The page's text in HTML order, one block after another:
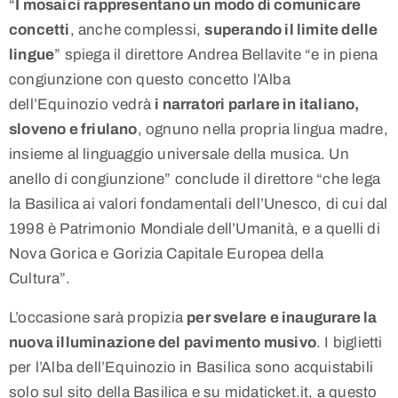
“ I mosaici rappresentano un modo di comunicare
concetti, anche complessi,superando il limite delle
lingue” spiega il direttore Andrea Bellavite “e in piena
congiunzione con questo concetto l’Alba
dell’Equinozio vedrà i narratori parlare in italiano,
sloveno e friulano, ognuno nella propria lingua madre,
insieme al linguaggio universale della musica. Un
anello di congiunzione” conclude il direttore “che lega
la Basilica ai valori fondamentali dell’Unesco, di cui dal
1998 è Patrimonio Mondiale dell’Umanità, e a quelli di
Nova Gorica e Gorizia Capitale Europea della
Cultura”.
L’occasione sarà propizia per svelare e inaugurare la
nuova illuminazione del pavimento musivo. I biglietti
per l’Alba dell’Equinozio in Basilica sono acquistabili
solo sul sito della Basilica e su midaticket.it, a questo